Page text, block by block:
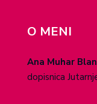
O MENI
Ana Muhar
dopisnica